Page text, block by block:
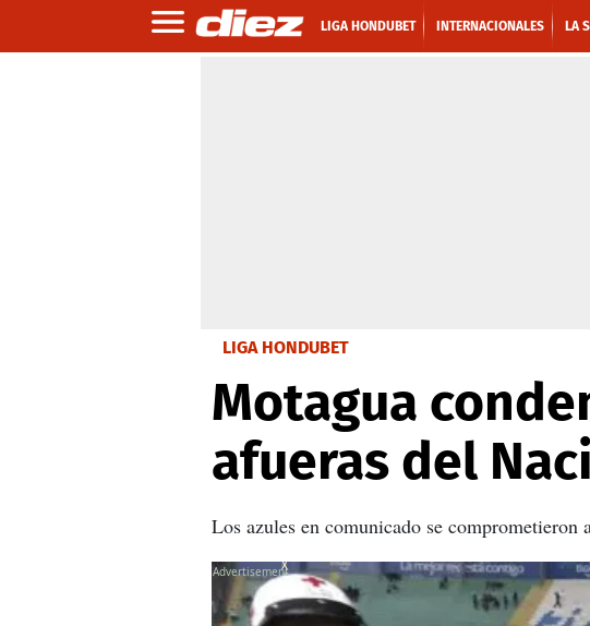
LIGA HONDUBET INTERNACIONALES LA
LIGA HONDUBET
Motagua
afueras del
Los azules en comunicado se comprometieron
X